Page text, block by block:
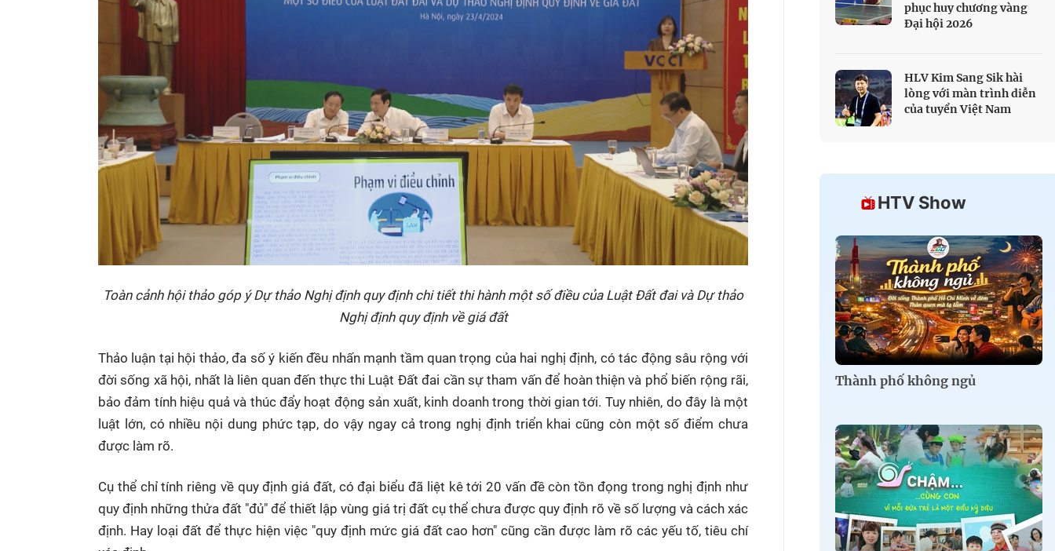
Toàn cảnh hội thảo góp ý Dự thảo Nghị định quy định chi tiết thi hành một số điều của Luật Đất đai và Dự thảo
Nghị định quy định về giá đất
Thảo luận tại hội thảo, đa số ý kiến đều nhấn mạnh tầm quan trọng của hai nghị định, có tác động sâu rộng với
đời sống xã hội, nhất là liên quan đến thực thi Luật Đất đai cần sự tham vấn để hoàn thiện và phổ biến rộng rãi,
bảo đảm tính hiệu quả và thúc đẩy hoạt động sản xuất, kinh doanh trong thời gian tới. Tuy nhiên, do đây là một
luật lớn, có nhiều nội dung phức tạp, do vậy ngay cả trong nghị định triển khai cũng còn một số điểm chưa
được làm rõ.
Cụ thể chỉ tính riêng về quy định giá đất, có đại biểu đã liệt kê tới 20 vấn đề còn tồn đọng trong nghị định như
quy định những thửa đất "đủ" để thiết lập vùng giá trị đất cụ thể chưa được quy định rõ về số lượng và cách xác
định. Hay loại đất để thực hiện việc "quy định mức giá đất cao hơn" cũng cần được làm rõ các yếu tố, tiêu chí
phục huy chương vàng
Đại hội 2026
HLV Kim Sang Sik hài
lòng với màn trình diễn
của tuyển Việt Nam
HTV Show
Thành phố không ngủ